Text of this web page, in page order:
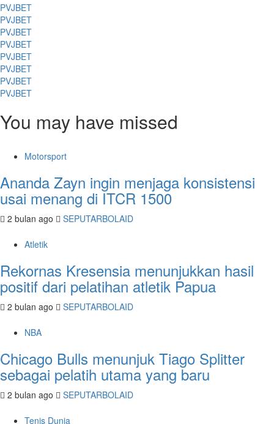
PVJBET
PVJBET
PVJBET
PVJBET
PVJBET
PVJBET
PVJBET
PVJBET
You may have missed
Motorsport
Ananda Zayn ingin menjaga konsistensi
usai menang di ITCR 1500
2 bulan ago SEPUTARBOLAID
Atletik
Rekornas Kresensia menunjukkan hasil
positif dari pelatihan atletik Papua
2 bulan ago SEPUTARBOLAID
NBA
Chicago Bulls menunjuk Tiago Splitter
sebagai pelatih utama yang baru
2 bulan ago SEPUTARBOLAID
Tenis Dunia